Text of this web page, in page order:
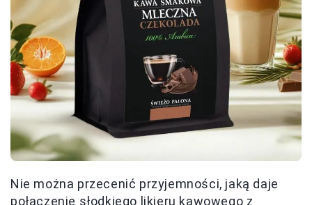
Nie można przecenić przyjemności, jaką daje
połączenie słodkiego likieru kawowego z